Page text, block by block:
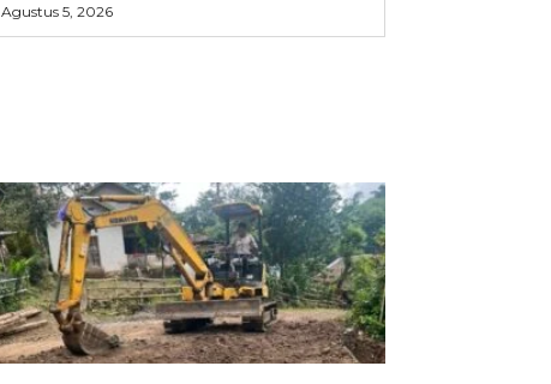
Agustus 5, 2026